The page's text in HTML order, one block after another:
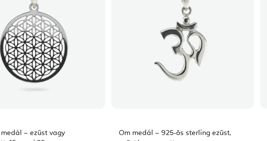
– ezüst vagy
Om medál – 925-ös sterling ezüst,